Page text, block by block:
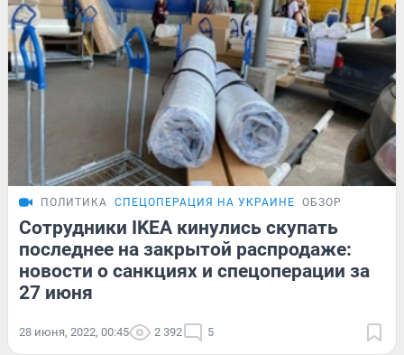
ПОЛИТИКА СПЕЦОПЕРАЦИЯ НА УКРАИНЕ ОБЗОР
Сотрудники IKEA кинулись скупать
последнее на закрытой распродаже:
новости о санкциях и спецоперации за
27 июня
28 июня, 2022, 00:45 2 392 5